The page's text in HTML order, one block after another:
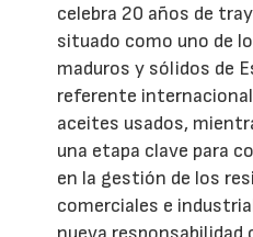
celebra 20 años de
situado como uno de
maduros y sólidos de
referente
aceites usados,
una etapa clave para
en la gestión de los
comerciales e